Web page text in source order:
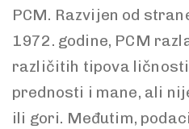
PCM. Razvijen od
1972. godine, PCM
različitih tipova
prednosti i mane, ali
ili gori. Međutim,